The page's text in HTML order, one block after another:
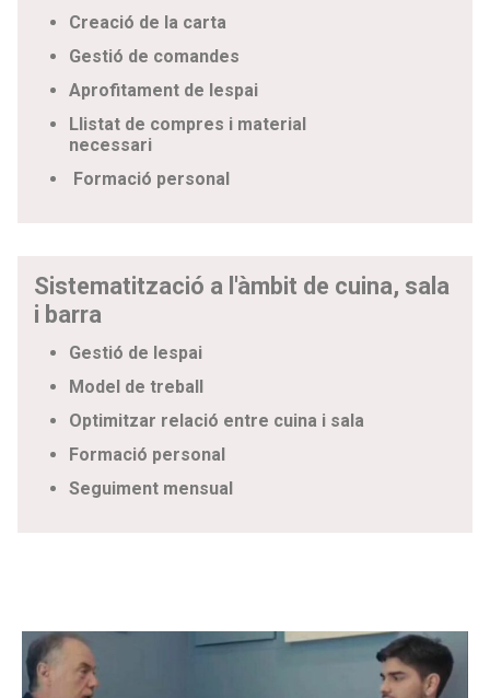
Creació de la carta
Gestió de comandes
Aprofitament de lespai
Llistat de compres i material
necessari
Formació personal
Sistematització a l'àmbit de cuina, sala
i barra
Gestió de lespai
Model de treball
Optimitzar relació entre cuina i sala
Formació personal
Seguiment mensual